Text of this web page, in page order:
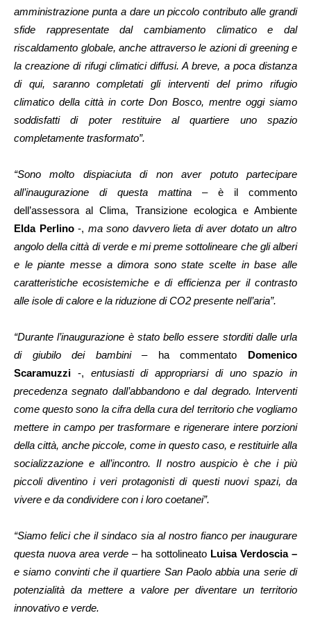
amministrazione punta a dare un piccolo contributo alle grandi
sfide rappresentate dal cambiamento climatico e dal
riscaldamento globale, anche attraverso le azioni di greening e
la creazione di rifugi climatici diffusi. A breve, a poca distanza
di qui, saranno completati gli interventi del primo rifugio
climatico della città in corte Don Bosco, mentre oggi siamo
soddisfatti di poter restituire al quartiere uno spazio
completamente trasformato”.
“Sono molto dispiaciuta di non aver potuto partecipare
all’inaugurazione di questa mattina – è il commento
dell’assessora al Clima, Transizione ecologica e Ambiente
Elda Perlino-, ma sono davvero lieta di aver dotato un altro
angolo della città di verde e mi preme sottolineare che gli alberi
e le piante messe a dimora sono state scelte in base alle
caratteristiche ecosistemiche e di efficienza per il contrasto
alle isole di calore e la riduzione di CO2 presente nell’aria”.
“Durante l’inaugurazione è stato bello essere storditi dalle urla
di giubilo dei bambini –ha commentato Domenico
Scaramuzzi -, entusiasti di appropriarsi di uno spazio in
precedenza segnato dall’abbandono e dal degrado. Interventi
come questo sono la cifra della cura del territorio che vogliamo
mettere in campo per trasformare e rigenerare intere porzioni
della città, anche piccole, come in questo caso, e restituirle alla
socializzazione e all’incontro. Il nostro auspicio è che i più
piccoli diventino i veri protagonisti di questi nuovi spazi, da
vivere e da condividere con i loro coetanei”.
“Siamo felici che il sindaco sia al nostro fianco per inaugurare
questa nuova area verde – ha sottolineato Luisa Verdoscia –
e siamo convinti che il quartiere San Paolo abbia una serie di
potenzialità da mettere a valore per diventare un territorio
innovativo e verde.